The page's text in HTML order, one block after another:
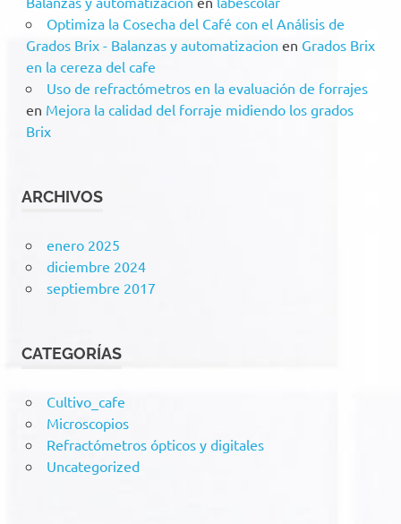
Optimiza la Cosecha del Café con el Análisis de
Grados Brix - Balanzas y automatizacion en Grados Brix
en la cereza del cafe
Uso de refractómetros en la evaluación de forrajes
en Mejora la calidad del forraje midiendo los grados
Brix
ARCHIVOS
enero 2025
diciembre 2024
septiembre 2017
CATEGORÍAS
Cultivo_cafe
Microscopios
Refractómetros ópticos y digitales
Uncategorized